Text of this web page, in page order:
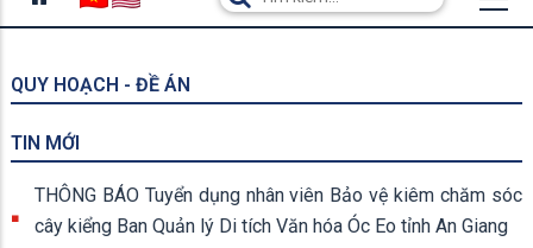
QUY HOẠCH - ĐỀ ÁN
TIN MỚI
THÔNG BÁO Tuyển dụng nhân viên Bảo vệ kiêm chăm sóc
cây kiểng Ban Quản lý Di tích Văn hóa Óc Eo tỉnh An Giang